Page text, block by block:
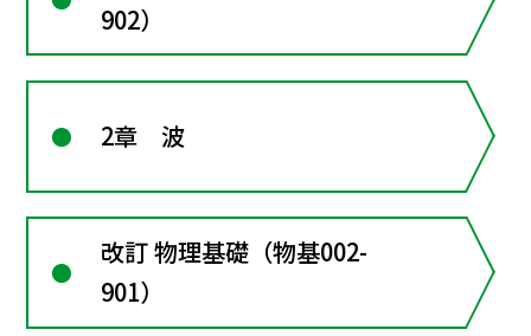
902）
2章 波
改訂 物理基礎（物基002-
901）